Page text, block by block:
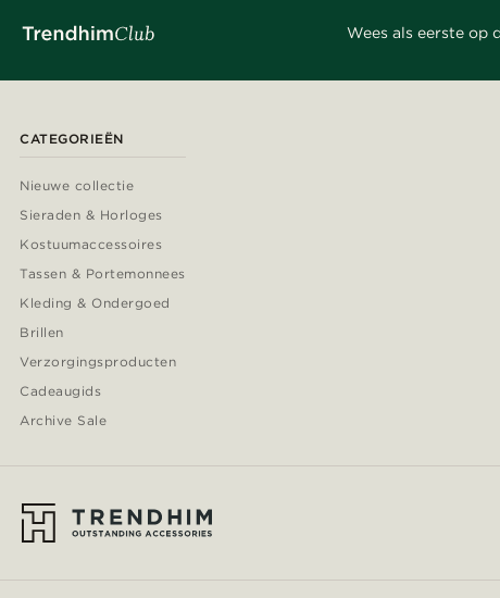
Wees als eerste op
CATEGORIEËN
Nieuwe collectie
Sieraden & Horloges
Kostuumaccessoires
Tassen & Portemonnees
Kleding & Ondergoed
Brillen
Verzorgingsproducten
Cadeaugids
Archive Sale